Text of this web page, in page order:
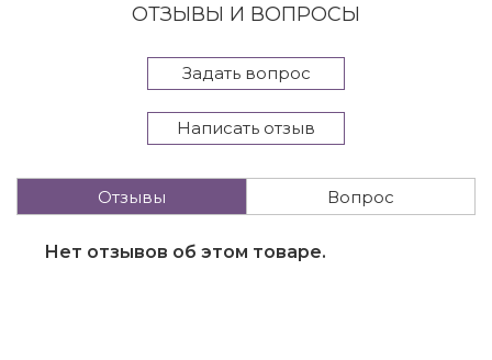
ОТЗЫВЫ И ВОПРОСЫ
Задать вопрос
Написать отзыв
Отзывы Вопрос
Нет отзывов об этом товаре.